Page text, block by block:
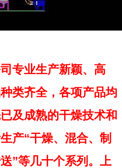
专业生产新颖、高
类齐全，各项产品均
及成熟的干燥技术和
产“干燥、混合、制
”等几十个系列。上